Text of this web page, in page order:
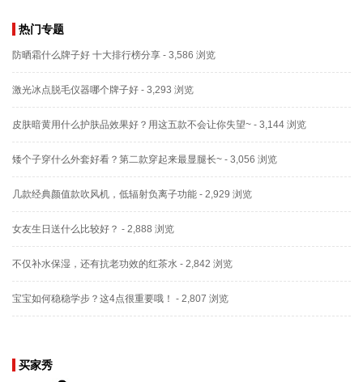
热门专题
防晒霜什么牌子好 十大排行榜分享 - 3,586 浏览
激光冰点脱毛仪器哪个牌子好 - 3,293 浏览
皮肤暗黄用什么护肤品效果好？用这五款不会让你失望~ - 3,144 浏览
矮个子穿什么外套好看？第二款穿起来最显腿长~ - 3,056 浏览
几款经典颜值款吹风机，低辐射负离子功能 - 2,929 浏览
女友生日送什么比较好？ - 2,888 浏览
不仅补水保湿，还有抗老功效的红茶水 - 2,842 浏览
宝宝如何稳稳学步？这4点很重要哦！ - 2,807 浏览
买家秀